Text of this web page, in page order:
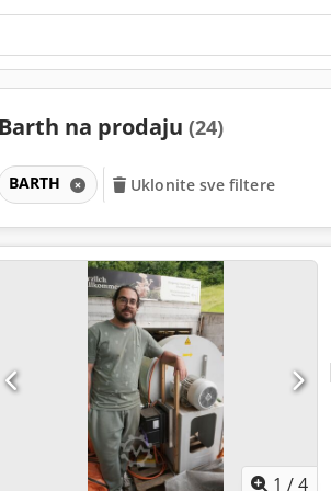
Barth na prodaju (24)
BARTH Uklonite sve filtere
1 /4